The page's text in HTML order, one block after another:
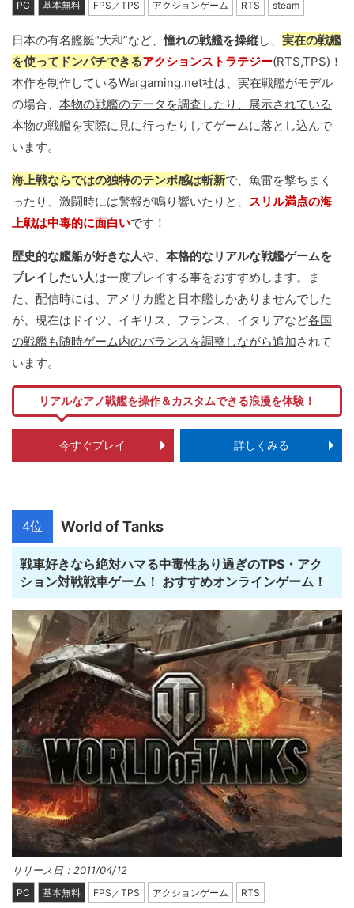
PC 基本無料 FPS／TPS アクションゲーム RTS steam
日本の有名艦艇“大和”など、憧れの戦艦を操縦し、 実在の戦艦
を使ってドンパチできるアクションストラテジー(RTS,TPS)！
本作を制作しているWargaming.net社は、実在戦艦がモデル
の場合、 本物の戦艦のデータを調査したり、展示されている
本物の戦艦を実際に見に行ったり してゲームに落とし込んで
います。
海上戦ならではの独特のテンポ感は斬新で、魚雷を撃ちまく
ったり、激闘時には警報が鳴り響いたりと、
スリル満点の海
上戦は中毒的に面白いです！
歴史的な艦船が好きな人や、 本格的なリアルな戦艦ゲームを
プレイしたい人は一度プレイする事をおすすめします。ま
た、配信時には、アメリカ艦と日本艦しかありませんでした
が、現在はドイツ、イギリス、フランス、イタリアなど各国
の戦艦も随時ゲーム内のバランスを調整しながら追加されて
います。
リアルなアノ戦艦を操作＆カスタムできる浪漫を体験！
今すぐプレイ 詳しくみる
4位 World of Tanks
戦車好きなら絶対ハマる中毒性あり過ぎのTPS・アク
ション対戦戦車ゲーム！ おすすめオンラインゲーム！
リリース日：2011/04/12
PC 基本無料 FPS／TPS アクションゲーム RTS